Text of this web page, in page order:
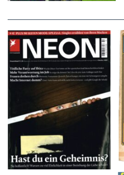
NEON – OKTOBER
2008